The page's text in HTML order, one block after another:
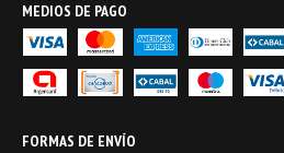
MEDIOS DE PAGO
FORMAS DE ENVÍO